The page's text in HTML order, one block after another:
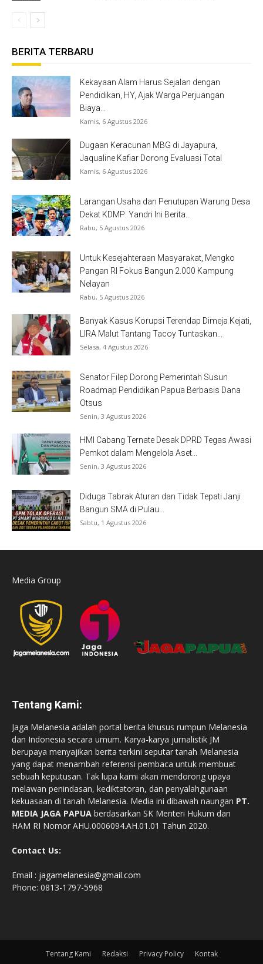
BERITA TERBARU
Kekayaan Alam Harus Sejalan dengan
Pendidikan, HY, Ajak Warga Perjuangan
Biaya...
Kamis, 6 Agustus 2026
Dugaan Keracunan MBG di Jayapura,
Jaqualine Kafiar Dorong Evaluasi Total
Kamis, 6 Agustus 2026
Larangan Usaha dan Penutupan Warung Desa
Dekat KDMP: Yandri Ini Berita...
Rabu, 5 Agustus 2026
Untuk Kesejahteraan Masyarakat, Mengko
Pangan RI Fokus Bangun 2.000 Kampung
Nelayan
Rabu, 5 Agustus 2026
Banyak Kasus Korupsi Terendap Dimeja Kejati,
LIRA Malut Tantang Tacoy Tuntaskan...
Selasa, 4 Agustus 2026
Senator Filep Dorong Pemerintah Susun
Roadmap Pendidikan Papua Berbasis Dana
Otsus
Senin, 3 Agustus 2026
HMI Cabang Ternate Desak DPRD Tegas Awasi
Pemkot dalam Mengelola Aset...
Senin, 3 Agustus 2026
Diduga Tabrak Aturan dan Tidak Tepati Janji
Bangun SMA di Pulau...
Sabtu, 1 Agustus 2026
Media Group
Tentang Kami:
Jaga Melanesia adalah portal berita khusus rumpun Melanesia
dan Indonesia secara umum. Karya-karya jurnalistik JM
berupaya menyajikan berita terkini seputar tanah Melanesia
yang dapat menambah referensi pembaca untuk membuat
sebuah keputusan. Tak lupa kami akan mendorong upaya
melawan penindasan, kediktatoran, dan penyalahgunaan
kekuasaan di tanah Melanesia. Media ini dibawah naungan PT.
MEDIA JAGA PAPUA berdasarkan SK Menteri Hukum dan
HAM RI Nomor AHU.0006094.AH.01.01 Tahun 2020.
Contact Us:
Email : jagamelanesia@gmail.com
Phone: 0813-1797-5968
Tentang Kami Redaksi Privacy Policy Kontak